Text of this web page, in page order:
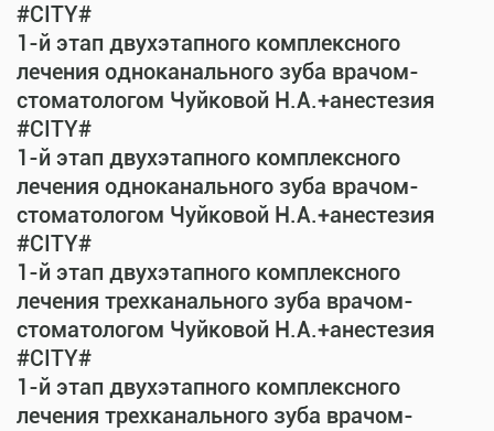
#CITY#
1-й этап двухэтапного комплексного
лечения одноканального зуба врачом-
стоматологом Чуйковой Н.А.+анестезия
#CITY#
1-й этап двухэтапного комплексного
лечения одноканального зуба врачом-
стоматологом Чуйковой Н.А.+анестезия
#CITY#
1-й этап двухэтапного комплексного
лечения трехканального зуба врачом-
стоматологом Чуйковой Н.А.+анестезия
#CITY#
1-й этап двухэтапного комплексного
лечения трехканального зуба врачом-